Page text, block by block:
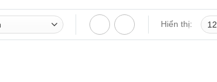
Hiển thị: